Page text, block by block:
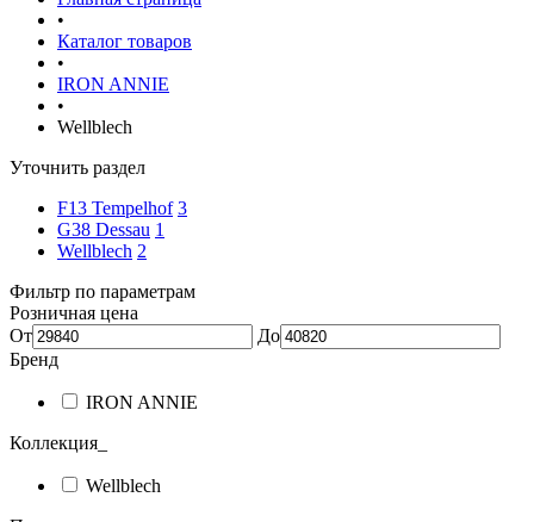
•
Каталог товаров
•
IRON ANNIE
•
Wellblech
Уточнить раздел
F13 Tempelhof 3
G38 Dessau 1
Wellblech 2
Фильтр по параметрам
Розничная цена
От
До
Бренд
IRON ANNIE
Коллекция_
Wellblech